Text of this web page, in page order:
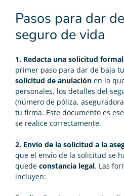
Pasos para dar
seguro de vida
1. Redacta una solicitud
primer paso para dar de baja
solicitud de anulación en la
personales, los detalles del
(número de póliza,
tu firma. Este documento es
se realice correctamente.
2. Envío de la solicitud a la
que el envío de la solicitud se
quede constancia legal. Las
incluyen: